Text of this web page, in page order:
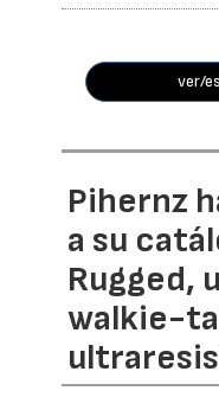
ver/
Pihernz
a su
Rugged,
walkie-